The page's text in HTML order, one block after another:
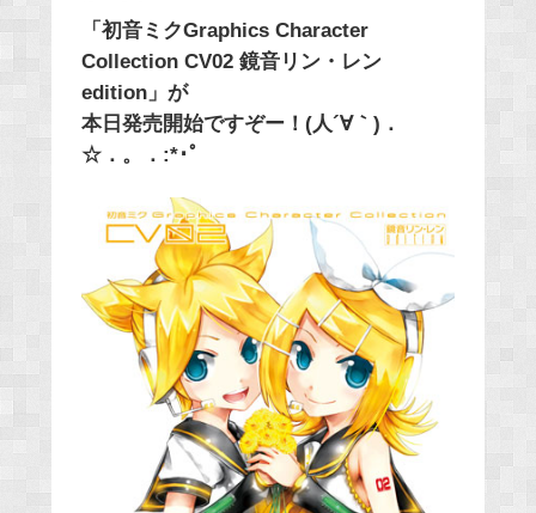
k
「初音ミクGraphics Character
Collection CV02 鏡音リン・レン
edition」が
本日発売開始ですぞー！(人´∀｀)．
☆．。．:*･ﾟ